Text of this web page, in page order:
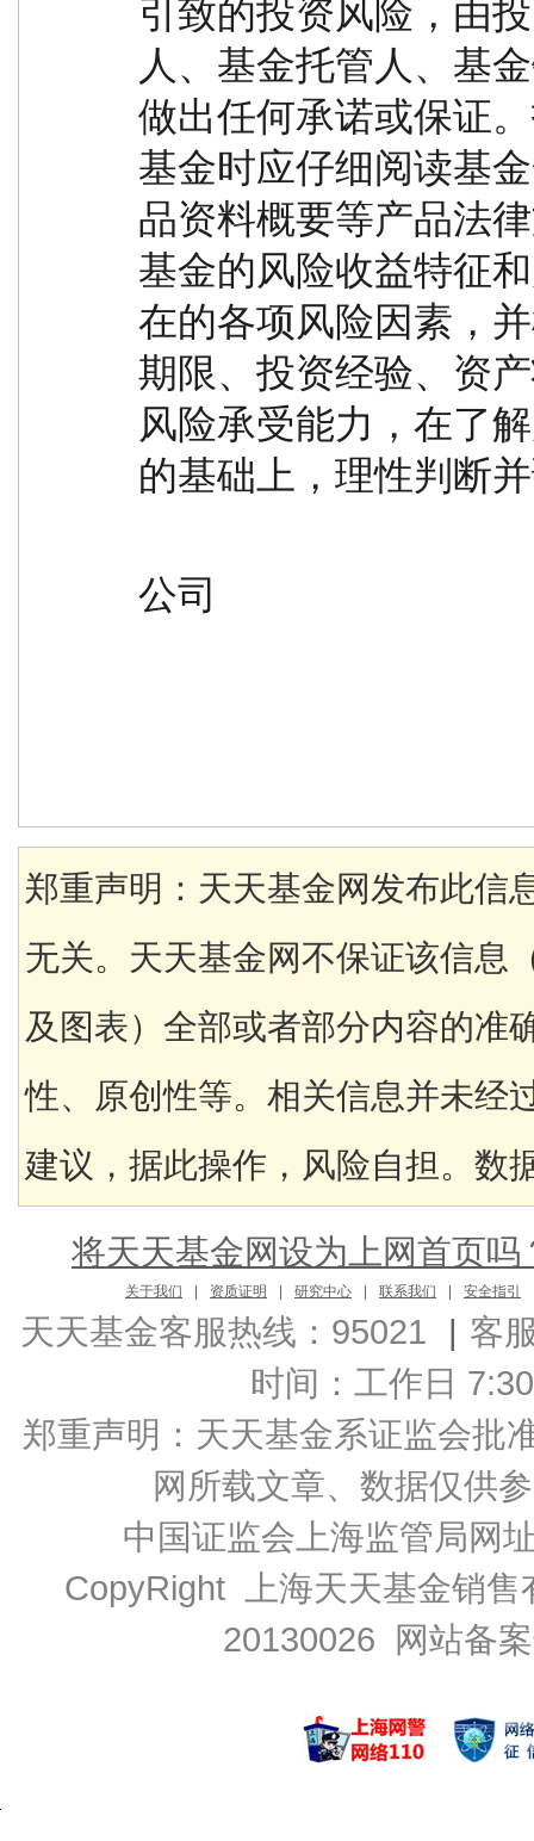
引致的投资风险，由
人、基金托管人、基
做出任何承诺或保证
基金时应仔细阅读基
品资料概要等产品法
基金的风险收益特征
在的各项风险因素，
期限、投资经验、资
风险承受能力，在了
的基础上，理性判断
公司
郑重声明：天天基金网发布此信
无关。天天基金网不保证该信息
及图表）全部或者部分内容的准
性、原创性等。相关信息并未经
建议，据此操作，风险自担。数
将天天基金网设为上网首页吗
关于我们 资质证明 研究中心 联系我们 安全指引
天天基金客服热线：95021 | 客
时间：工作日
郑重声明： 天天基金系证监会批
网所载文章、数据仅供
中国证监会上海监管局网
CopyRight 上海天天基金销
20130026 网站备